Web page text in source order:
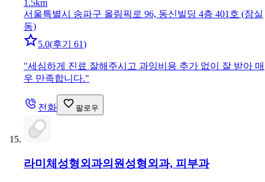
1.5km
서울특별시 송파구 올림픽로 96, 동신빌딩 4층 401호 (잠실
동)
5.0(후기 61)
"세심하게 진료 잘해주시고 과잉비용 추가 없이 잘 받아 매
우 만족합니다."
전화 팔로우
라미체성형외과의원 성형외과, 피부과